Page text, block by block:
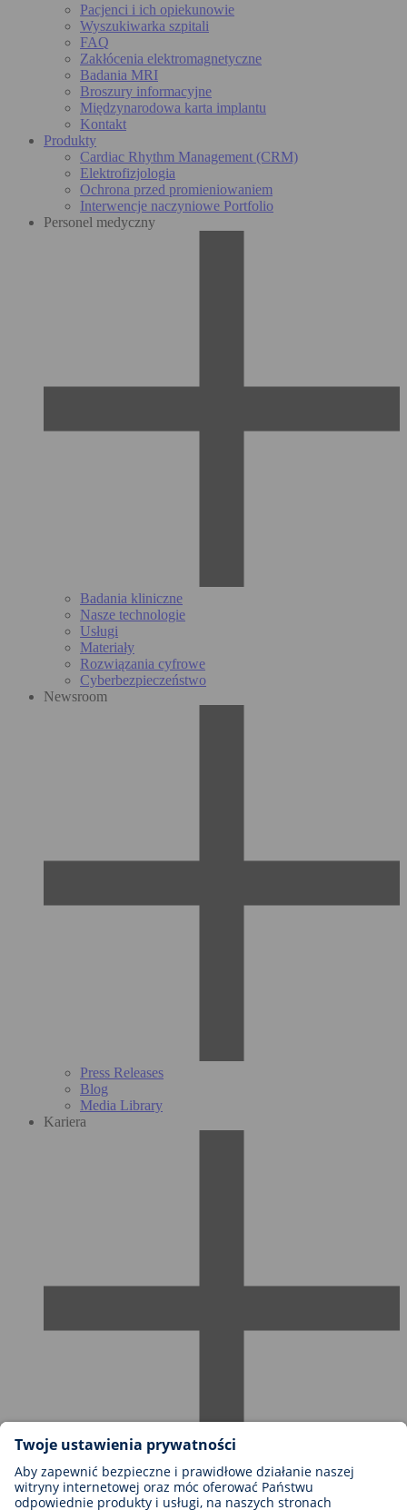
Pacjenci i ich opiekunowie
Wyszukiwarka szpitali
FAQ
Zakłócenia elektromagnetyczne
Badania MRI
Broszury informacyjne
Międzynarodowa karta implantu
Kontakt
Produkty
Cardiac Rhythm Management (CRM)
Elektrofizjologia
Ochrona przed promieniowaniem
Interwencje naczyniowe Portfolio
Personel medyczny
Badania kliniczne
Nasze technologie
Usługi
Materiały
Rozwiązania cyfrowe
Cyberbezpieczeństwo
Newsroom
Press Releases
Blog
Media Library
Kariera
Możliwości kariery w firmie BIOTRONIK